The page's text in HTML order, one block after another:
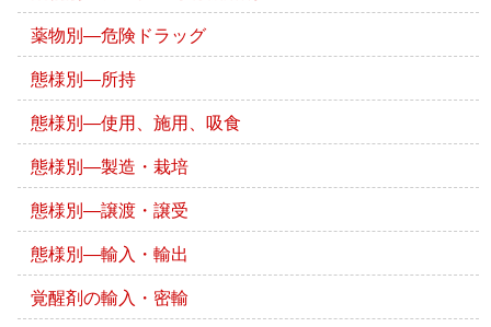
薬物別―危険ドラッグ
態様別―所持
態様別―使用、施用、吸食
態様別―製造・栽培
態様別―譲渡・譲受
態様別―輸入・輸出
覚醒剤の輸入・密輸